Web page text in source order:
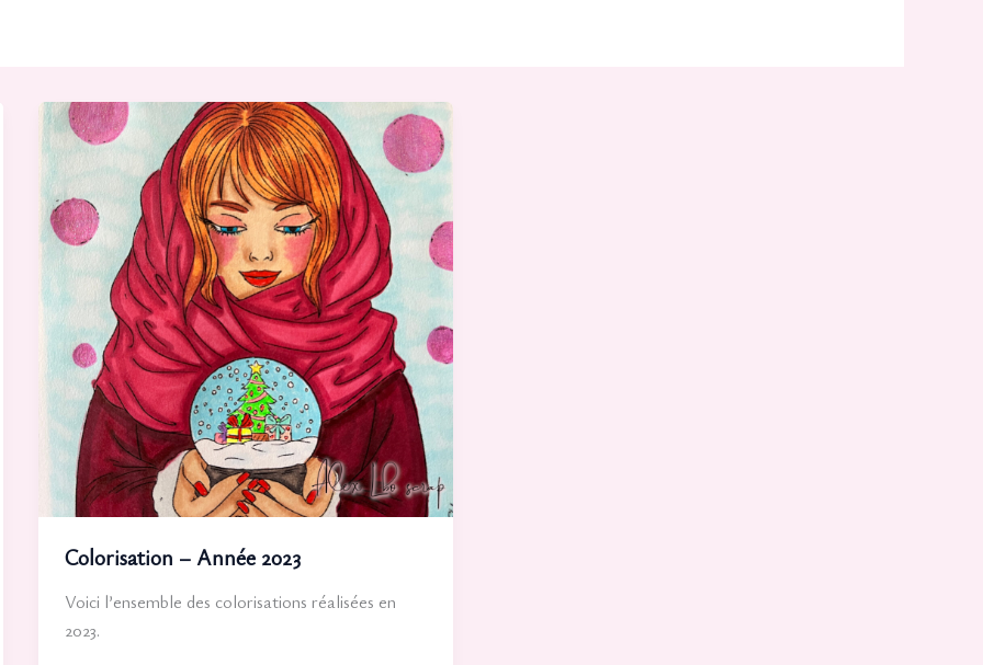
Colorisation – Année 2023
Voici l’ensemble des colorisations réalisées en
2023.